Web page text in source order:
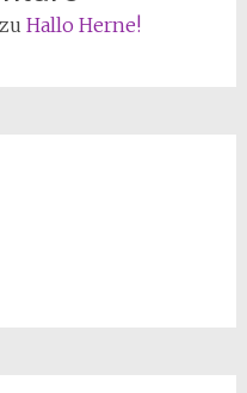
Hallo Herne!